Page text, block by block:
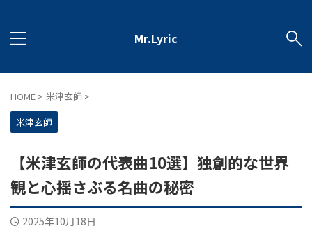
Mr.Lyric
HOME > 米津玄師 >
米津玄師
【米津玄師の代表曲10選】独創的な世界
観と心揺さぶる名曲の秘密
2025年10月18日